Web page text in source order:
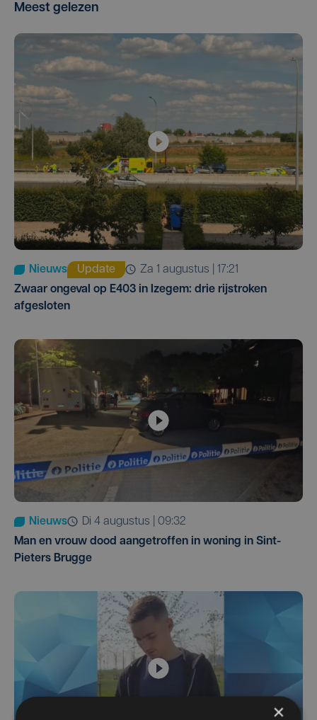
Meest gelezen
Nieuws Update
za 1 augustus | 17:21
Zwaar ongeval op E403 in Izegem: drie rijstroken
afgesloten
Nieuws
di 4 augustus | 09:32
Man en vrouw dood aangetroffen in woning in Sint-
Pieters Brugge
×